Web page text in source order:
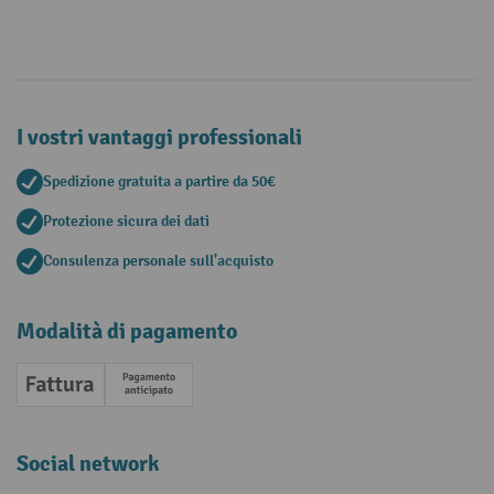
I vostri vantaggi professionali
Spedizione gratuita a partire da 50€
Protezione sicura dei dati
Consulenza personale sull'acquisto
Modalità di pagamento
Fattura Pagamento anticipato
Social network